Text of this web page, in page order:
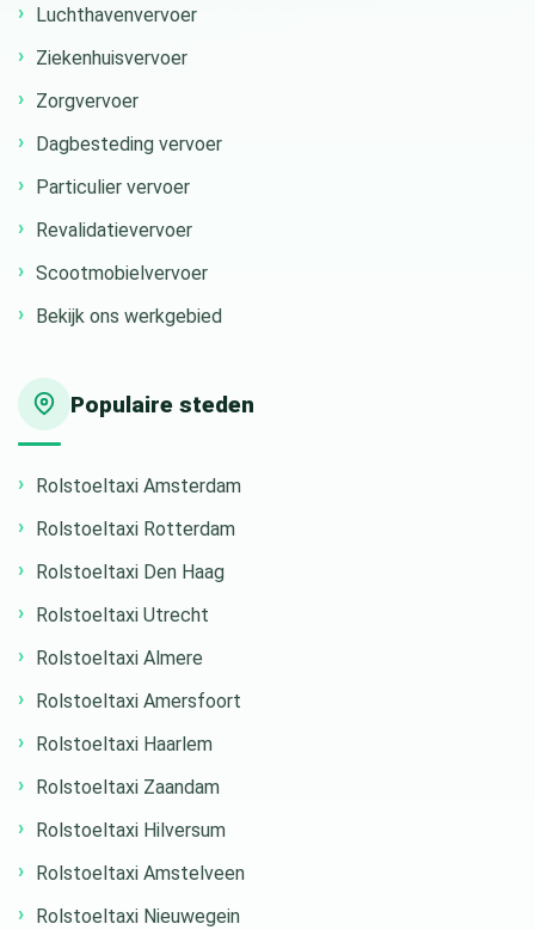
Luchthavenvervoer
Ziekenhuisvervoer
Zorgvervoer
Dagbesteding vervoer
Particulier vervoer
Revalidatievervoer
Scootmobielvervoer
Bekijk ons werkgebied
Populaire steden
Rolstoeltaxi Amsterdam
Rolstoeltaxi Rotterdam
Rolstoeltaxi Den Haag
Rolstoeltaxi Utrecht
Rolstoeltaxi Almere
Rolstoeltaxi Amersfoort
Rolstoeltaxi Haarlem
Rolstoeltaxi Zaandam
Rolstoeltaxi Hilversum
Rolstoeltaxi Amstelveen
Rolstoeltaxi Nieuwegein